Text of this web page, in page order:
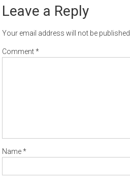
Leave a Reply
Your email address will not be published.
Comment*
Name*